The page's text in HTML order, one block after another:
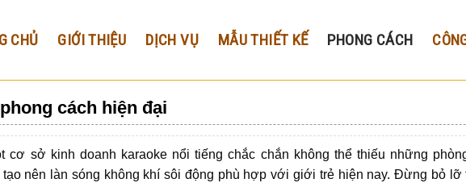
CHỦ GIỚI THIỆU DỊCH VỤ MẪU THIẾT KẾ PHONG CÁCH
cách hiện đại
cơ sở kinh doanh karaoke nổi tiếng chắc chắn không thể thiếu những
nên làn sóng không khí sôi động phù hợp với giới trẻ hiện nay. Đừng bỏ lỡ